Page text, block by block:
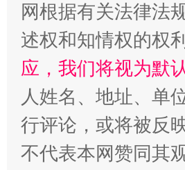
网根据有关法律法
述权和知情权的权
应，我们将视为默
人姓名、地址、单
行评论，或将被反
不代表本网赞同其